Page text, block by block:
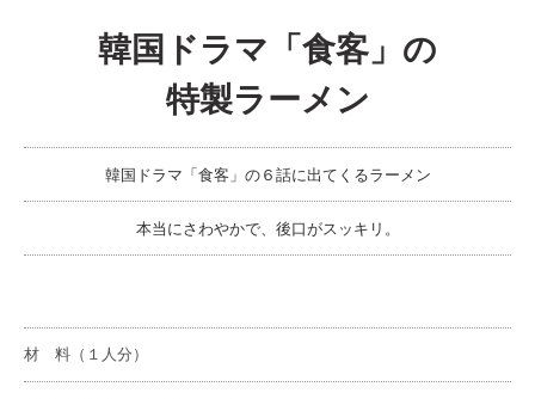
韓国ドラマ「食客」の
特製ラーメン
韓国ドラマ「食客」の６話に出てくるラーメン
本当にさわやかで、後口がスッキリ。
材 料（１人分）